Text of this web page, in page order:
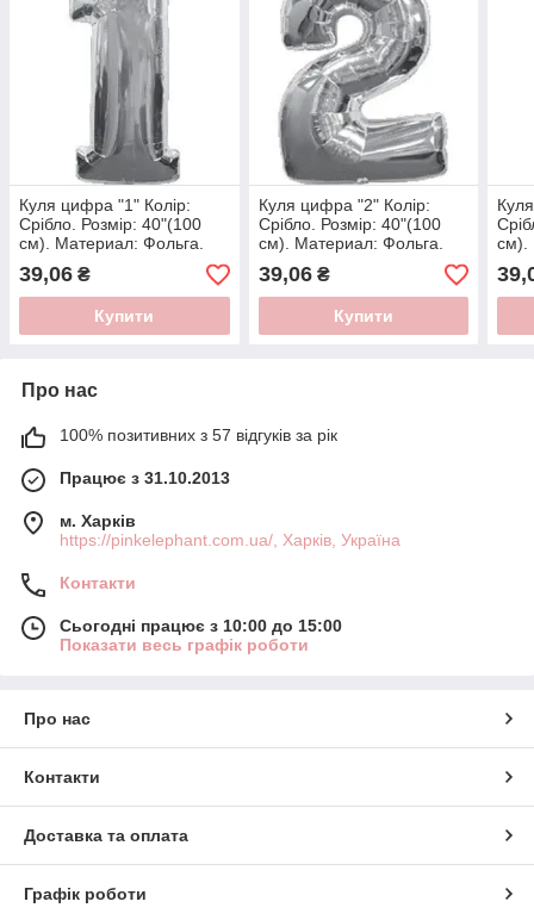
Куля цифра "1" Колір:
Срібло. Розмір: 40"(100
см). Материал: Фольга.
39,06 ₴
Купити
Куля цифра "2" Колір:
Срібло. Розмір: 40"(100
см). Материал: Фольга.
39,06₴
Купити
см).
Про нас
100% позитивних з 57 відгуків за рік
Працює з 31.10.2013
м. Харків
https://pinkelephant.com.ua/, Харків, Україна
Контакти
Сьогодні працює з 10:00 до 15:00
Показати весь графік роботи
Про нас
Контакти
Доставка та оплата
Графік роботи